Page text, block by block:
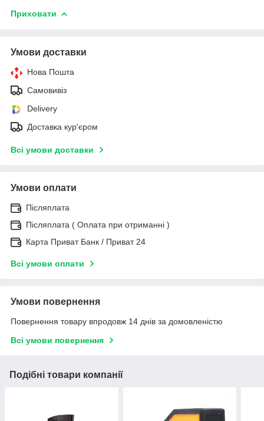
Приховати
Умови доставки
Нова Пошта
Самовивіз
Delivery
Доставка кур'єром
Всі умови доставки
Умови оплати
Післяплата
Післяплата ( Оплата при отриманні )
Карта Приват Банк / Приват 24
Всі умови оплати
Умови повернення
Повернення товару впродовж 14 днів за домовленістю
Всі умови повернення
Подібні товари компанії